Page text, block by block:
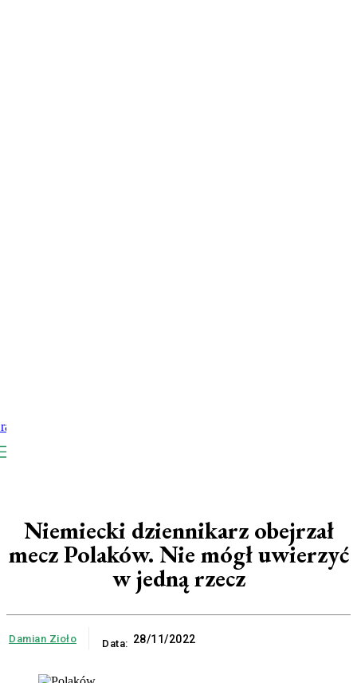
Niemiecki dziennikarz obejrzał
mecz Polaków. Nie mógł uwierzyć
w jedną rzecz
Damian Zioło Data: 28/11/2022